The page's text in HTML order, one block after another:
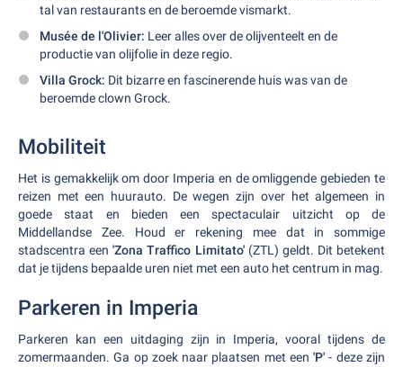
tal van restaurants en de beroemde vismarkt.
Musée de l'Olivier: Leer alles over de olijventeelt en de
productie van olijfolie in deze regio.
Villa Grock: Dit bizarre en fascinerende huis was van de
beroemde clown Grock.
Mobiliteit
Het is gemakkelijk om door Imperia en de omliggende gebieden te
reizen met een huurauto. De wegen zijn over het algemeen in
goede staat en bieden een spectaculair uitzicht op de
Middellandse Zee. Houd er rekening mee dat in sommige
stadscentra een'Zona Traffico Limitato'(ZTL) geldt. Dit betekent
dat je tijdens bepaalde uren niet met een auto het centrum in mag.
Parkeren in Imperia
Parkeren kan een uitdaging zijn in Imperia, vooral tijdens de
zomermaanden. Ga op zoek naar plaatsen met een'P' - deze zijn